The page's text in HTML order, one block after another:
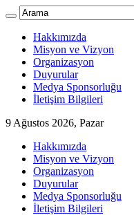
Hakkımızda
Misyon ve Vizyon
Organizasyon
Duyurular
Medya Sponsorluğu
İletişim Bilgileri
9 Ağustos 2026, Pazar
Hakkımızda
Misyon ve Vizyon
Organizasyon
Duyurular
Medya Sponsorluğu
İletişim Bilgileri